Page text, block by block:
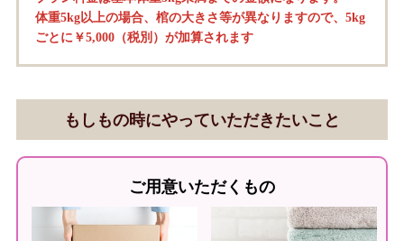
体重5kg以上の場合、棺の大きさ等が異なりますので、5kg
ごとに￥5,000（税別）が加算されます
もしもの時にやっていただきたいこと
ご用意いただくもの